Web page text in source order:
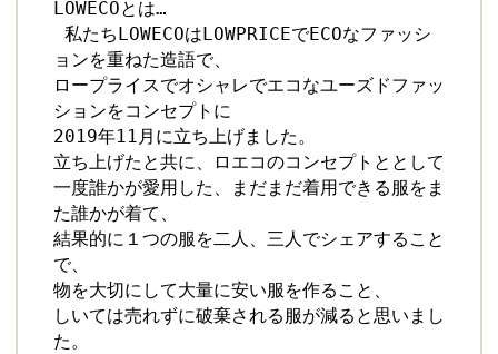
LOWECOとは…
ョンを重ねた造語で、
ロープライスでオシャレでエコなユーズドファッ
ションをコンセプトに
2019年11月に立ち上げました。
立ち上げたと共に、ロエコのコンセプトととして
一度誰かが愛用した、まだまだ着用できる服をま
た誰かが着て、
結果的に１つの服を二人、三人でシェアすること
で、
物を大切にして大量に安い服を作ること、
しいては売れずに破棄される服が減ると思いまし
た。